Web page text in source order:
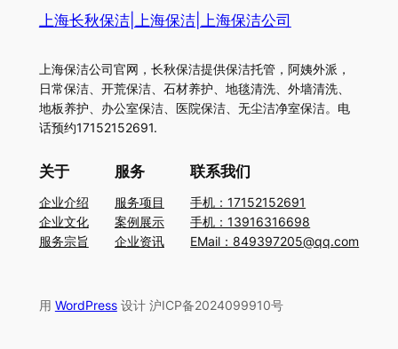
上海长秋保洁|上海保洁|上海保洁公司
上海保洁公司官网，长秋保洁提供保洁托管，阿姨外派，
日常保洁、开荒保洁、石材养护、地毯清洗、外墙清洗、
地板养护、办公室保洁、医院保洁、无尘洁净室保洁。电
话预约17152152691.
关于
企业介绍
企业文化
服务宗旨
服务
服务项目
案例展示
企业资讯
联系我们
手机：17152152691
手机：13916316698
EMail：849397205@qq.com
用 WordPress设计 沪ICP备2024099910号